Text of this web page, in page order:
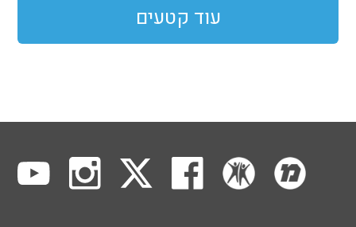
עוד קטעים